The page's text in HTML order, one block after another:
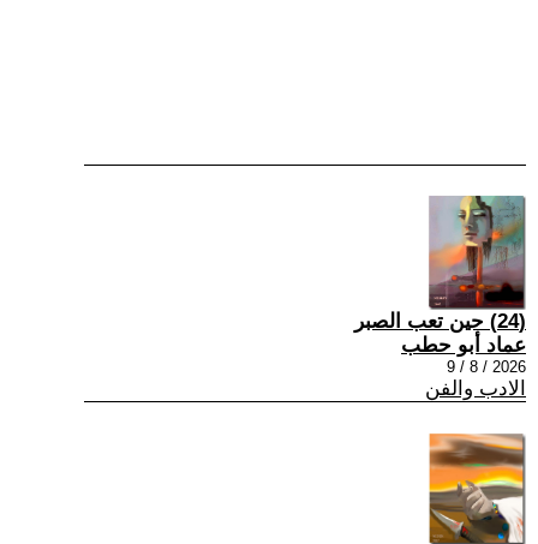
(24) حين تعب الصبر
عماد أبو حطب
2026 / 8 / 9
الادب والفن